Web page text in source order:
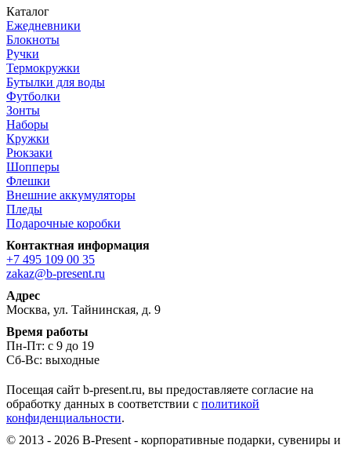
Каталог
Ежедневники
Блокноты
Ручки
Термокружки
Бутылки для воды
Футболки
Зонты
Наборы
Кружки
Рюкзаки
Шопперы
Флешки
Внешние аккумуляторы
Пледы
Подарочные коробки
Контактная информация
+7 495 109 00 35
zakaz@b-present.ru
Адрес
Москва, ул. Тайнинская, д. 9
Время работы
Пн-Пт: с 9 до 19
Сб-Вс: выходные
Посещая сайт b-present.ru, вы предоставляете согласие на
обработку данных в соответствии с политикой
конфиденциальности.
© 2013 - 2026 B-Present - корпоративные подарки, сувениры и